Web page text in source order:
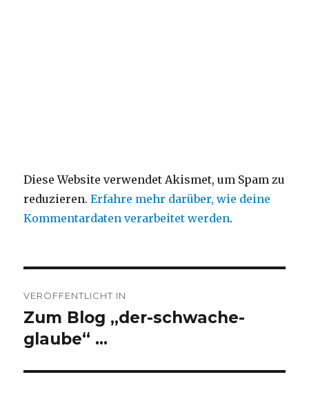
Diese Website verwendet Akismet, um Spam zu
reduzieren.Erfahre mehr darüber, wie deine
Kommentardaten verarbeitet werden.
VERÖFFENTLICHT IN
Zum Blog „der-schwache-
glaube“ …